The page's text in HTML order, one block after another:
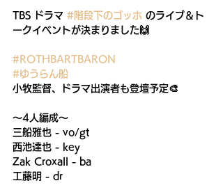
TBS ドラマ #階段下のゴッホ のライブ＆ト
ークイベントが決まりました🙌
#ROTHBARTBARON
#ゆうらん船
小牧監督、ドラマ出演者も登壇予定🎨
〜4人編成〜
三船雅也 - vo/gt
西池達也 - key
Zak Croxall - ba
工藤明 - dr